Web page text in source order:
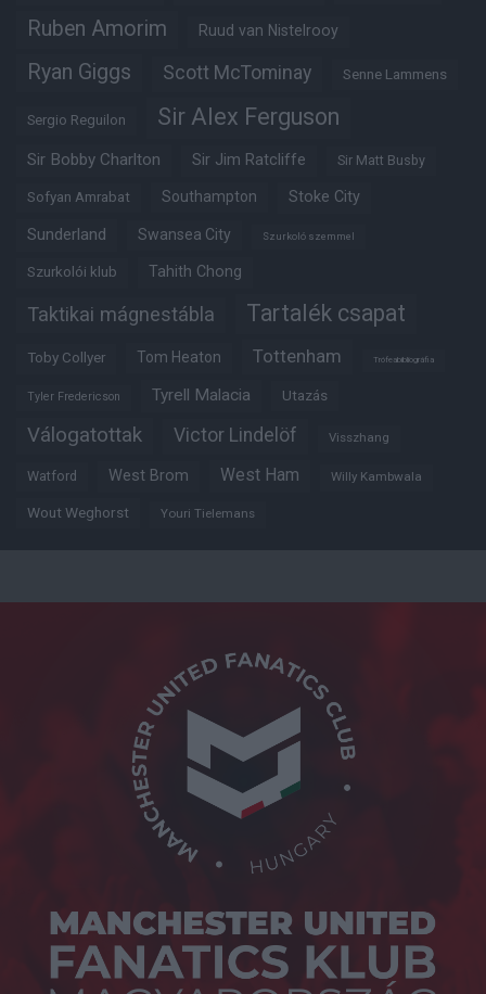
Ruben Amorim Ruud van Nistelrooy
Ryan Giggs Scott McTominay Senne Lammens
Sergio Reguilon Sir Alex Ferguson
Sir Bobby Charlton Sir Jim Ratcliffe Sir Matt Busby
Sofyan Amrabat Southampton Stoke City
Sunderland Swansea City Szurkoló szemmel
Szurkolói klub Tahith Chong
Taktikai mágnestábla Tartalék csapat
Toby Collyer Tom Heaton Tottenham Trófeabibliográfia
Tyler Fredericson Tyrell Malacia Utazás
Válogatottak Victor Lindelöf Visszhang
Watford West Brom West Ham Willy Kambwala
Wout Weghorst Youri Tielemans